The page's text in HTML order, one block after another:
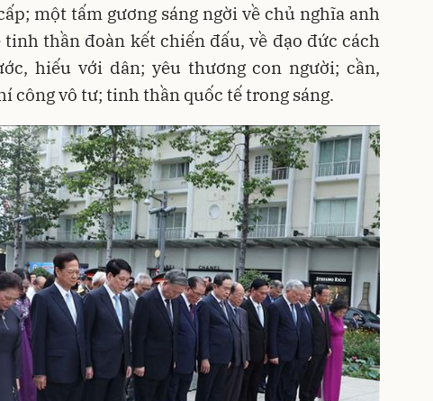
một tấm gương sáng ngời về chủ nghĩa anh
tinh thần đoàn kết chiến đấu, về đạo đức cách
hiếu với dân; yêu thương con người; cần,
công vô tư; tinh thần quốc tế trong sáng.